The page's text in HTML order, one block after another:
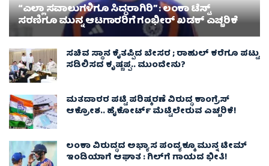
“ಎಲ್ಲಾ ಸವಾಲುಗಳಿಗೂ ಸಿದ್ಧರಾಗಿರಿ” : ಲಂಕಾ ಟೆಸ್ಟ್
ಸರಣಿಗೂ ಮುನ್ನ ಆಟಗಾರರಿಗೆ ಗಂಭೀರ್ ಖಡಕ್ ಎಚ್ಚರಿಕೆ
ಸಚಿವ ಸ್ಥಾನ ಕೈತಪ್ಪಿದ ಬೇಸರ ; ರಾಹುಲ್ ಕರೆಗೂ ಪಟ್ಟು
ಸಡಿಲಿಸದ ಕೃಷ್ಣಪ್ಪ.. ಮುಂದೇನು?
ಮತದಾರರ ಪಟ್ಟಿ ಪರಿಷ್ಕರಣೆ ವಿರುದ್ಧ ಕಾಂಗ್ರೆಸ್
ಆಕ್ರೋಶ.. ಹೈಕೋರ್ಟ್ ಮೆಟ್ಟಿಲೇರುವ ಎಚ್ಚರಿಕೆ!
ಲಂಕಾ ವಿರುದ್ಧದ ಅಭ್ಯಾಸ ಪಂದ್ಯಕ್ಕೂ ಮುನ್ನ ಟೀಮ್
ಇಂಡಿಯಾಗೆ ಆಘಾತ : ಗಿಲ್‌ಗೆ ಗಾಯದ ಭೀತಿ!